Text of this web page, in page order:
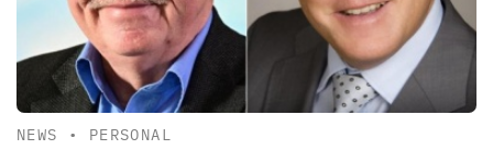
NEWS • PERSONAL